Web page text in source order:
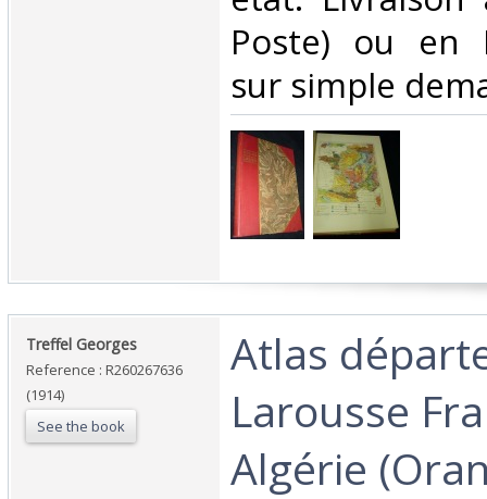
Poste) ou en
sur simple
‎Treffel Georges‎
Reference : R260267636
(1914)
See the book
‎Atlas
Larousse
Algérie